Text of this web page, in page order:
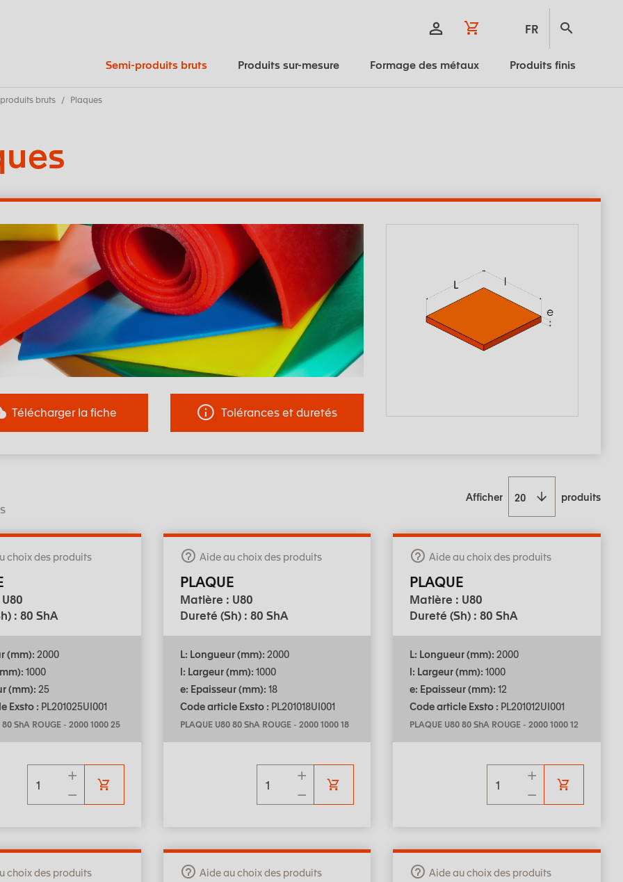
FR
Semi-produits bruts Produits sur-mesure Formage des métaux Produits finis
bruts Plaques
Télécharger la fiche Tolérances et duretés
Afficher produits
choix des produits
: 80 ShA
(mm): 2000
1000
(mm): 25
Exsto : PL201025UI001
ShA ROUGE - 2000 1000 25
Aide au choix des produits
PLAQUE
Matière : U80
Dureté (Sh) : 80 ShA
L: Longueur (mm): 2000
l: Largeur (mm): 1000
e: Epaisseur (mm): 18
Code article Exsto : PL201018UI001
PLAQUE U80 80 ShA ROUGE- 2000 1000 18
Aide au choix des produits
PLAQUE
Matière : U80
Dureté (Sh) : 80 ShA
L: Longueur (mm):2000
l: Largeur (mm):1000
e: Epaisseur (mm):12
Code article Exsto : PL201012UI001
PLAQUE U80 80 ShA ROUGE -2000 1000 12
choix des produits Aide au choix des produits Aide au choix des produits